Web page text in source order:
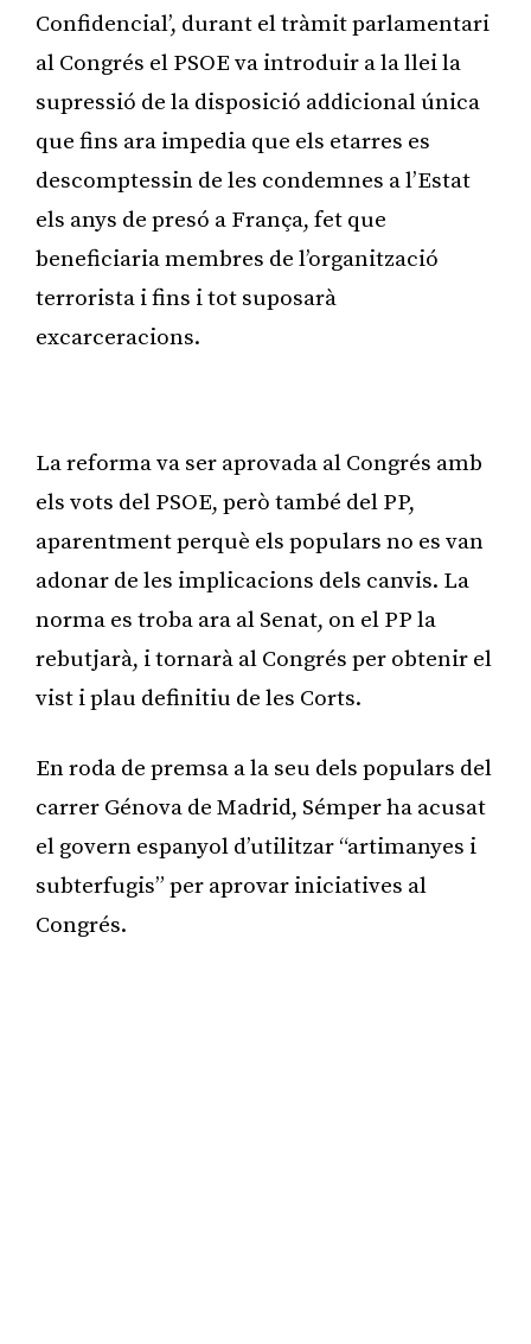
Confidencial’, durant el tràmit parlamentari
al Congrés el PSOE va introduir a la llei la
supressió de la disposició addicional única
que fins ara impedia que els etarres es
descomptessin de les condemnes a l’Estat
els anys de presó a França, fet que
beneficiaria membres de l’organització
terrorista i fins i tot suposarà
excarceracions.
La reforma va ser aprovada al Congrés amb
els vots del PSOE, però també del PP,
aparentment perquè els populars no es van
adonar de les implicacions dels canvis. La
norma es troba ara al Senat, on el PP la
rebutjarà, i tornarà al Congrés per obtenir el
vist i plau definitiu de les Corts.
En roda de premsa a la seu dels populars del
carrer Génova de Madrid, Sémper ha acusat
el govern espanyol d’utilitzar “artimanyes i
subterfugis” per aprovar iniciatives al
Congrés.